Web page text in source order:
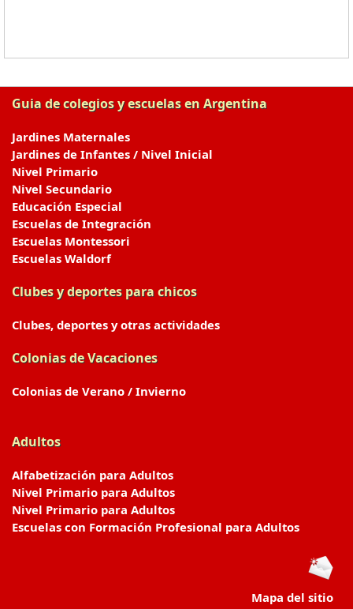
Guia de colegios y escuelas en Argentina
Jardines Maternales
Jardines de Infantes / Nivel Inicial
Nivel Primario
Nivel Secundario
Educación Especial
Escuelas de Integración
Escuelas Montessori
Escuelas Waldorf
Clubes y deportes para chicos
Clubes, deportes y otras actividades
Colonias de Vacaciones
Colonias de Verano / Invierno
Adultos
Alfabetización para Adultos
Nivel Primario para Adultos
Nivel Primario para Adultos
Escuelas con Formación Profesional para Adultos
Mapa del sitio